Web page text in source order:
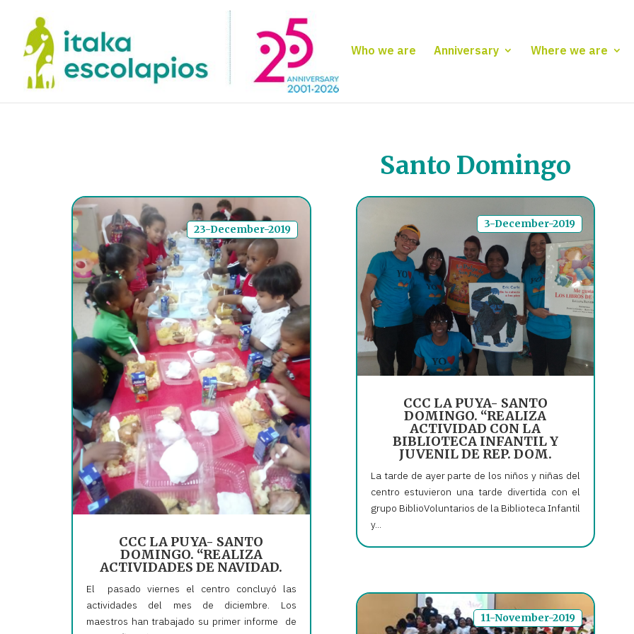
Who we are Anniversary Where we are
Santo Domingo
CCC LA PUYA- SANTO
DOMINGO. “REALIZA
ACTIVIDADES DE NAVIDAD.
23-December-2019
El pasado viernes el centro concluyó las
actividades del mes de diciembre. Los
maestros han trabajado su primer informe de
CCC LA PUYA- SANTO
DOMINGO. “REALIZA
ACTIVIDAD CON LA
BIBLIOTECA INFANTIL Y
JUVENIL DE REP. DOM.
3-December-2019
La tarde de ayer parte de los niños y niñas del
centro estuvieron una tarde divertida con el
grupo BiblioVoluntarios de la Biblioteca Infantil
y...
11-November-2019